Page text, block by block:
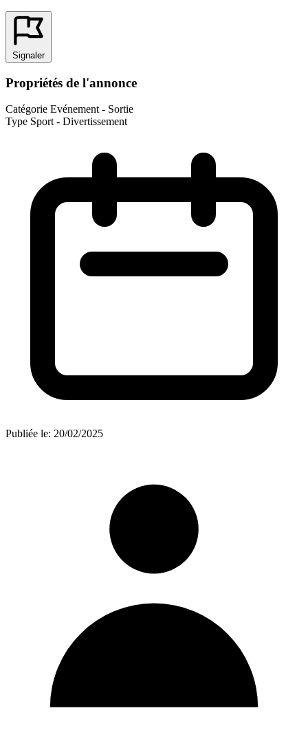
Signaler
Propriétés de l'annonce
Catégorie Evénement - Sortie
Type Sport - Divertissement
Publiée le: 20/02/2025